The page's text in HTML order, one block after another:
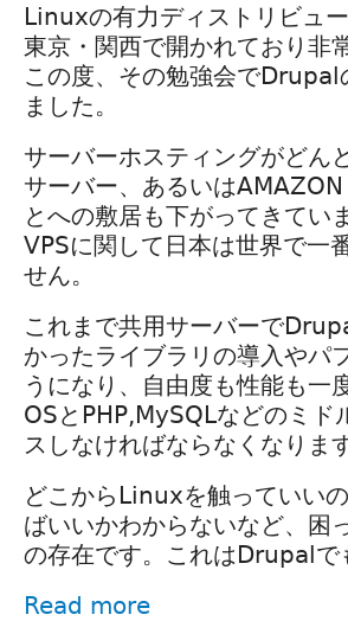
Linuxの有力ディストリビュ
東京・関西で開かれており非
この度、その勉強会でDrupal
ました。
サーバーホスティングがど
サーバー、あるいは
とへの敷居も下がってきてい
VPSに関して日本は世界で一
せん。
これまで共用サーバーで
かったライブラリの導入やパ
うになり、自由度も性能も一
OSとPHP,MySQLなどのミド
スしなければならなくなります
どこからLinuxを触っていい
ばいいかわからないなど、困
の存在です。これはDrupalで
Read more